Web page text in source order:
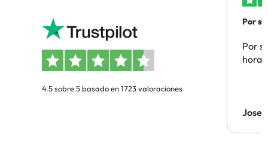
4.5 sobre 5 basado en 1723 valoraciones
Por
Por
hora
Jose